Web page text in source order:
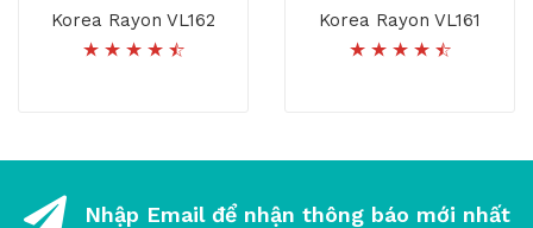
Korea Rayon VL162 Korea Rayon VL161
Nhập Email để nhận thông báo mới nhất